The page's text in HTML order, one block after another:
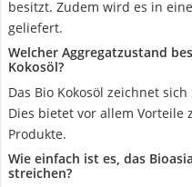
besitzt. Zudem wird es in
geliefert.
Welcher Aggregatzustand
Kokosöl?
Das Bio Kokosöl zeichnet
Dies bietet vor allem Vorteile
Produkte.
Wie einfach ist es, das
streichen?